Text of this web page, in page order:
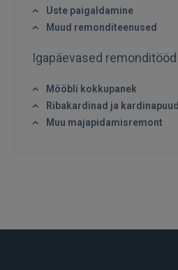
Sisene
Uste paigaldamine
Muud remonditeenused
Igapäevased remonditööd
Mööbli kokkupanek
Ribakardinad ja kardinapuud
Muu majapidamisremont